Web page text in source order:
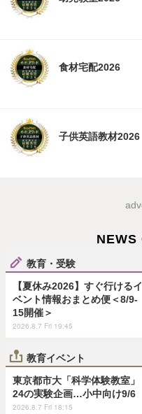
食材宅配2026
子供英語教材2026
NEWS
教育・受験
【夏休み2026】すぐ行けるイ
ベント情報おまとめ便＜8/9-
15開催＞
2026.8.7 Fri 19:45
教育イベント
東京都市大「科学体験教室」
24の実験企画…小中向け9/6
2026.8.7 Fri 18:15